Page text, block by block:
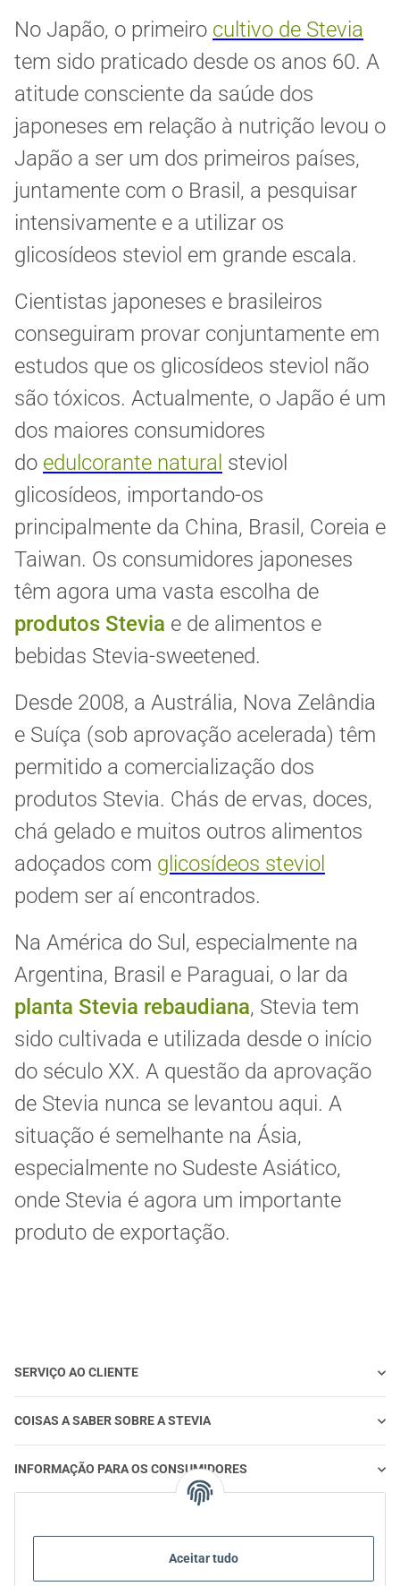
Aceitar tudo
No Japão, o primeiro cultivo de Stevia
tem sido praticado desde os anos 60. A
atitude consciente da saúde dos
japoneses em relação à nutrição levou o
Japão a ser um dos primeiros países,
juntamente com o Brasil, a pesquisar
intensivamente e a utilizar os
glicosídeos steviol em grande escala.
Cientistas japoneses e brasileiros
conseguiram provar conjuntamente em
estudos que os glicosídeos steviol não
são tóxicos. Actualmente, o Japão é um
dos maiores consumidores
do edulcorante natural steviol
glicosídeos, importando-os
principalmente da China, Brasil, Coreia e
Taiwan. Os consumidores japoneses
têm agora uma vasta escolha de
produtos Stevia e de alimentos e
bebidas Stevia-sweetened.
Desde 2008, a Austrália, Nova Zelândia
e Suíça (sob aprovação acelerada) têm
permitido a comercialização dos
produtos Stevia. Chás de ervas, doces,
chá gelado e muitos outros alimentos
adoçados com glicosídeos steviol
podem ser aí encontrados.
Na América do Sul, especialmente na
Argentina, Brasil e Paraguai, o lar da
planta Stevia rebaudiana, Stevia tem
sido cultivada e utilizada desde o início
do século XX. A questão da aprovação
de Stevia nunca se levantou aqui. A
situação é semelhante na Ásia,
especialmente no Sudeste Asiático,
onde Stevia é agora um importante
produto de exportação.
SERVIÇO AO CLIENTE
COISAS A SABER SOBRE A STEVIA
INFORMAÇÃO PARA OS CONSUMIDORES
STEVIA | PERGUNTAS E RESPOSTAS